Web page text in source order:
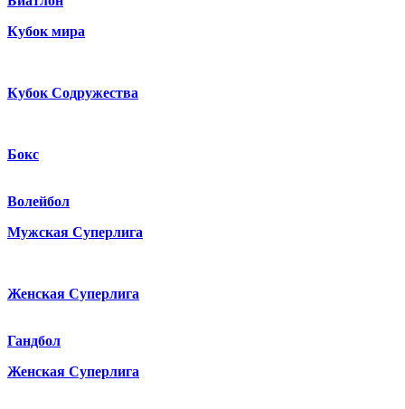
Кубок мира
Кубок Содружества
Бокс
Волейбол
Мужская Суперлига
Женская Суперлига
Гандбол
Женская Суперлига